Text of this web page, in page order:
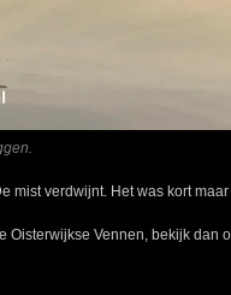
mist verdwijnt. Het was kort
Oisterwijkse Vennen, bekijk dan